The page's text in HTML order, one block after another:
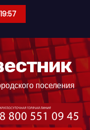
19:57
поселения